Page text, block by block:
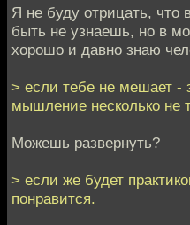
Я не буду отрицать, что
быть не узнаешь, но в
хорошо и давно знаю
> если тебе не мешает -
мышление несколько не
Можешь развернуть?
> если же будет
понравится.